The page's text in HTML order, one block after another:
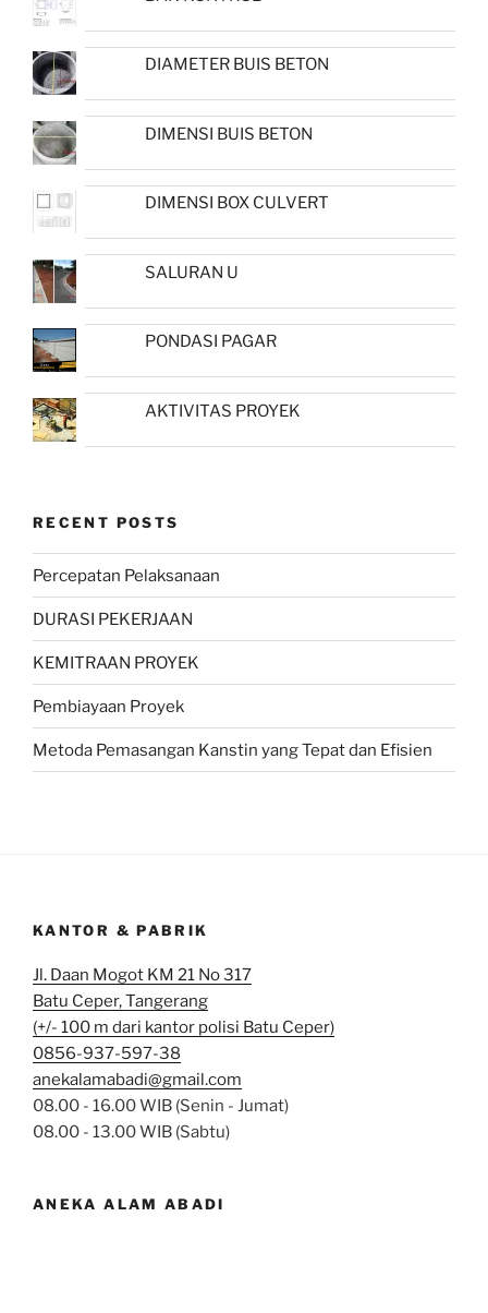
DIAMETER BUIS BETON
DIMENSI BUIS BETON
DIMENSI BOX CULVERT
SALURAN U
PONDASI PAGAR
AKTIVITAS PROYEK
RECENT POSTS
Percepatan Pelaksanaan
DURASI PEKERJAAN
KEMITRAAN PROYEK
Pembiayaan Proyek
Metoda Pemasangan Kanstin yang Tepat dan Efisien
KANTOR & PABRIK
Jl. Daan Mogot KM 21 No 317
Batu Ceper, Tangerang
(+/- 100 m dari kantor polisi Batu Ceper)
0856-937-597-38
anekalamabadi@gmail.com
08.00 - 16.00 WIB (Senin - Jumat)
08.00 - 13.00 WIB (Sabtu)
ANEKA ALAM ABADI